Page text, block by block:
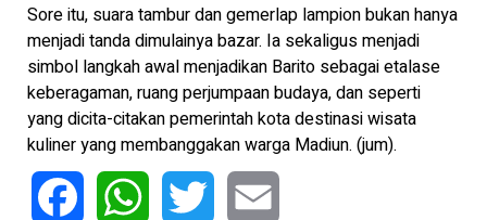
Sore itu, suara tambur dan gemerlap lampion bukan hanya
menjadi tanda dimulainya bazar. Ia sekaligus menjadi
simbol langkah awal menjadikan Barito sebagai etalase
keberagaman, ruang perjumpaan budaya, dan seperti
yang dicita-citakan pemerintah kota destinasi wisata
kuliner yang membanggakan warga Madiun. (jum).